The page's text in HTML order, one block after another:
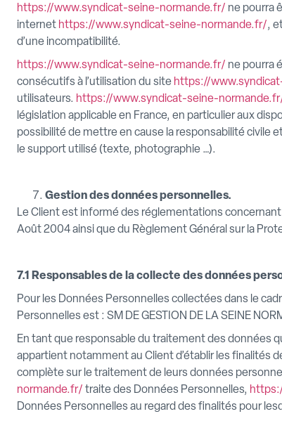
https://www.syndicat-seine-normande.fr/ ne pourra
internet https://www.syndicat-seine-normande.fr/,
d’une incompatibilité.
https://www.syndicat-seine-normande.fr/ ne pourra
consécutifs à l’utilisation du site https://
utilisateurs. https://www.syndicat-seine-
législation applicable en France, en particulier aux
possibilité de mettre en cause la responsabilité civile
le support utilisé (texte, photographie …).
Gestion des données personnelles.
Le Client est informé des réglementations
Août 2004 ainsi que du Règlement Général sur la
7.1 Responsables de la collecte des données
Pour les Données Personnelles collectées dans le
Personnelles est : SM DE GESTION DE LA SEINE
En tant que responsable du traitement des données
appartient notamment au Client d’établir les finalités
complète sur le traitement de leurs données
normande.fr/ traite des Données Personnelles,
Données Personnelles au regard des finalités pour